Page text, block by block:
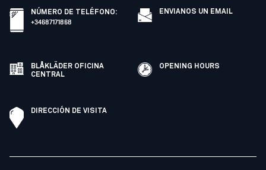
NÚMERO DE TELÉFONO:
+34687171868
ENVIANOS UN EMAIL
BLÅKLÄDER OFICINA
CENTRAL
OPENING HOURS
DIRECCIÓN DE VISITA